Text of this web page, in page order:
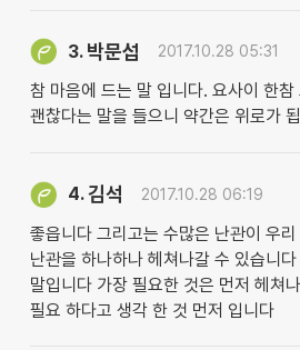
3. 박문섭 2017.10.28 05:31
참 마음에 드는 말 입니다. 요사이 한참
괜찮다는 말을 들으니 약간은 위로가
4.김석 2017.10.28 06:19
좋읍니다 그리고는 수많은 난관이 우
난관을 하나하나 헤쳐나갈 수 있습니
말입니다 가장 필요한 것은 먼저 헤쳐
필요 하다고 생각 한 것 먼저 입니다